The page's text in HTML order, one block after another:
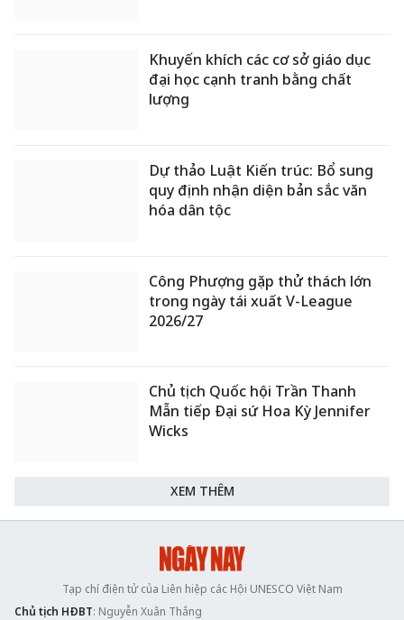
Khuyến khích các cơ sở giáo dục
đại học cạnh tranh bằng chất
lượng
Dự thảo Luật Kiến trúc: Bổ sung
quy định nhận diện bản sắc văn
hóa dân tộc
Công Phượng gặp thử thách lớn
trong ngày tái xuất V-League
2026/27
Chủ tịch Quốc hội Trần Thanh
Mẫn tiếp Đại sứ Hoa Kỳ Jennifer
Wicks
XEM THÊM
Tạp chí điện tử của Liên hiệp các Hội UNESCO Việt Nam
Chủ tịch HĐBT: Nguyễn Xuân Thắng